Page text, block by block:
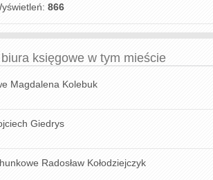
866
księgowe w tym mieście
Magdalena Kolebuk
Giedrys
Radosław Kołodziejczyk